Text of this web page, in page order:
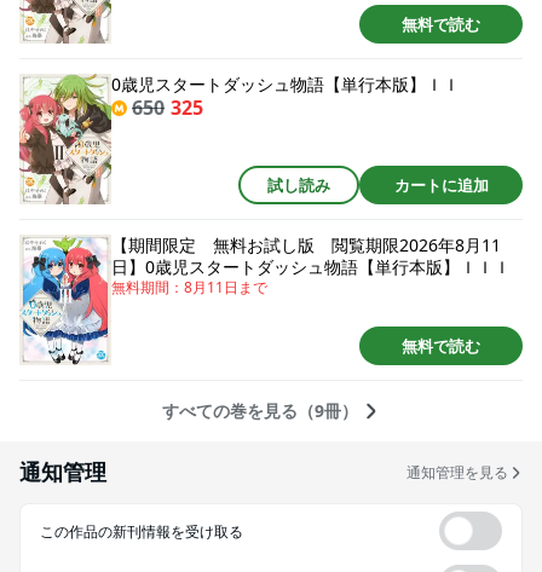
無料で読む
0歳児スタートダッシュ物語【単行本版】ＩＩ
650 325
試し読み カートに追加
【期間限定 無料お試し版 閲覧期限2026年8月11
日】0歳児スタートダッシュ物語【単行本版】ＩＩＩ
無料期間： 8月11日 まで
無料で読む
すべての巻を見る（9冊）
通知管理 通知管理を見る
この作品の新刊情報を受け取る